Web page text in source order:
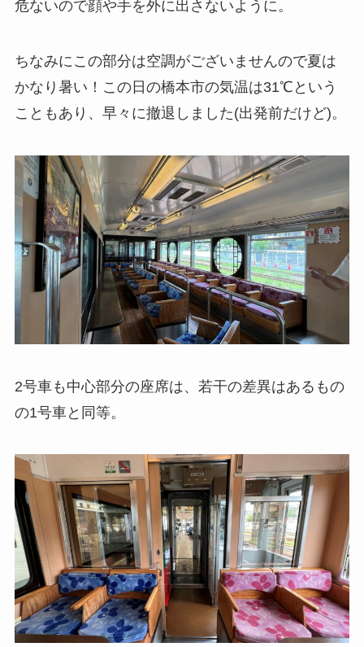
危ないので顔や手を外に出さないように。
ちなみにこの部分は空調がございませんので夏は
かなり暑い！この日の橋本市の気温は31℃という
こともあり、早々に撤退しました(出発前だけど)。
2号車も中心部分の座席は、若干の差異はあるもの
の1号車と同等。